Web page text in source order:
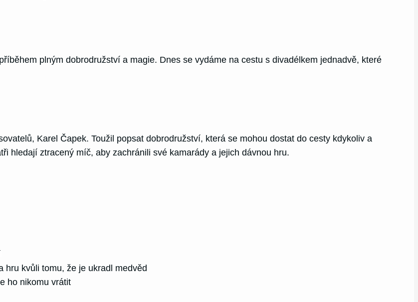
plným dobrodružství a magie. Dnes se vydáme na cestu s divadélkem jednadvě, které
Karel Čapek. Toužil popsat dobrodružství, která se mohou dostat do cesty kdykoliv a
hledají ztracený míč, aby zachránili své kamarády a jejich dávnou hru.
hru kvůli tomu, že je ukradl medvěd
ho nikomu vrátit